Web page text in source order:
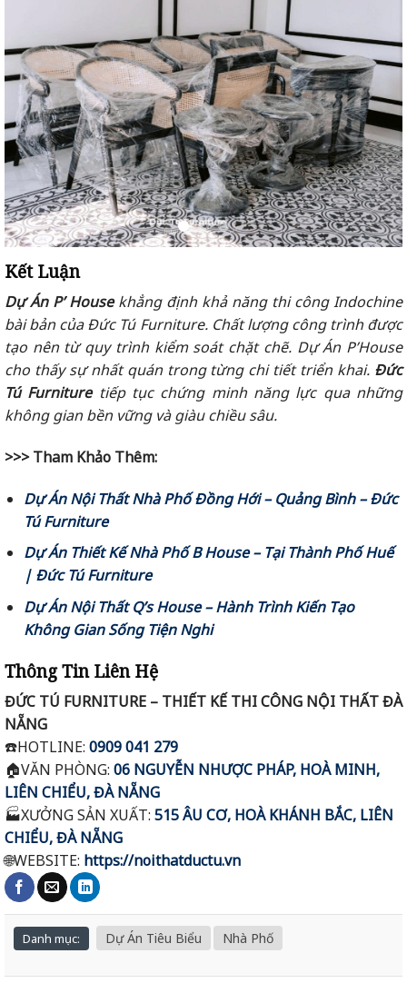
Kết Luận
Dự Án P’ Housekhẳng định khả năng thi công Indochine
bài bản của Đức Tú Furniture. Chất lượng công trình được
tạo nên từ quy trình kiểm soát chặt chẽ. Dự Án P’House
cho thấy sự nhất quán trong từng chi tiết triển khai. Đức
Tú Furniture tiếp tục chứng minh năng lực qua những
không gian bền vững và giàu chiều sâu.
>>> Tham Khảo Thêm:
Dự Án Nội Thất Nhà Phố Đồng Hới – Quảng Bình – Đức
Tú Furniture
Dự Án Thiết Kế Nhà Phố B House – Tại Thành Phố Huế
| Đức Tú Furniture
Dự Án Nội Thất Q’s House – Hành Trình Kiến Tạo
Không Gian Sống Tiện Nghi
Thông Tin Liên Hệ
ĐỨC TÚ FURNITURE – THIẾT KẾ THI CÔNG NỘI THẤT ĐÀ
NẴNG
☎️HOTLINE: 0909 041 279
🏠VĂN PHÒNG: 06 NGUYỄN NHƯỢC PHÁP, HOÀ MINH,
LIÊN CHIỂU, ĐÀ NẴNG
🏭XƯỞNG SẢN XUẤT: 515 ÂU CƠ, HOÀ KHÁNH BẮC, LIÊN
CHIỂU, ĐÀ NẴNG
🌐WEBSITE: https://noithatductu.vn
Danh mục: Dự Án Tiêu Biểu Nhà Phố